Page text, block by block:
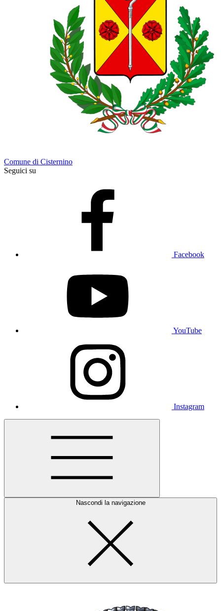
Comune di Cisternino
Seguici su
Facebook
YouTube
Instagram
Nascondi la navigazione